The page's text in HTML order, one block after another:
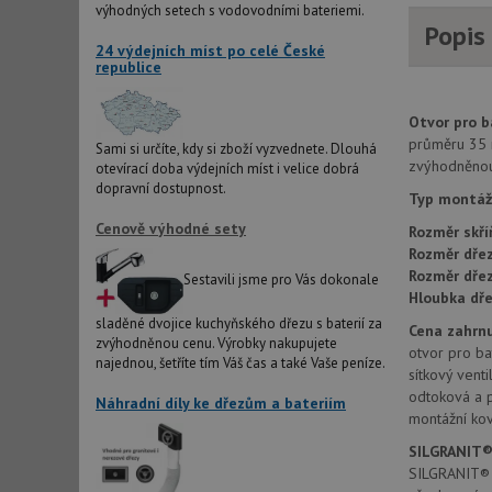
výhodných setech s vodovodními bateriemi.
24 výdejních míst po celé České
republice
Sami si určíte, kdy si zboží vyzvednete. Dlouhá
otevírací doba výdejních míst i velice dobrá
dopravní dostupnost.
Cenově výhodné sety
Sestavili jsme pro Vás dokonale
sladěné dvojice kuchyňského dřezu s baterií za
zvýhodněnou cenu. Výrobky nakupujete
najednou, šetříte tím Váš čas a také Vaše peníze.
Náhradní díly ke dřezům a bateriím
Otvor pro
průměru 35
Typ
Rozměr
Rozměr
Rozměr
Hloubka
Cena
otvor pro
sítkový
odtoková a
montážní
AWSALBCORS
AUTORIZACE
Název
/
Název